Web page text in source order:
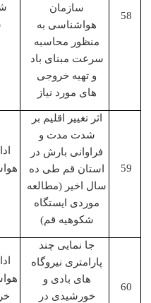
هواشناسی به
منظور محاسبه
سرعت مبنای باد
و تهیه خروجی
های مورد نیاز
اثر تغییر اقلیم بر
شدت مدت و
فراوانی بارش در
استان قم طی ده
سال اخیر (مطالعه
موردی ایستگاه
شکوهیه قم)
اداره کل
هواشناسی
قم
جا نمایی چند
پارامتری نیروگاه
های بادی و
خورشیدی در
اداره کل
هواشناسی
خراسان